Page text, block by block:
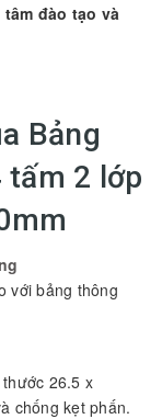
đào tạo và
Bảng
tấm 2 lớp
với bảng thông
26.5 x
chống kẹt phấn.